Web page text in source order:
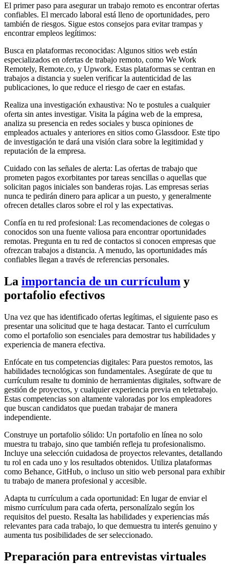
El primer paso para asegurar un trabajo remoto es encontrar ofertas
confiables. El mercado laboral está lleno de oportunidades, pero
también de riesgos. Sigue estos consejos para evitar trampas y
encontrar empleos legítimos:
Busca en plataformas reconocidas: Algunos sitios web están
especializados en ofertas de trabajo remoto, como We Work
Remotely, Remote.co, y Upwork. Estas plataformas se centran en
trabajos a distancia y suelen verificar la autenticidad de las
publicaciones, lo que reduce el riesgo de caer en estafas.
Realiza una investigación exhaustiva: No te postules a cualquier
oferta sin antes investigar. Visita la página web de la empresa,
analiza su presencia en redes sociales y busca opiniones de
empleados actuales y anteriores en sitios como Glassdoor. Este tipo
de investigación te dará una visión clara sobre la legitimidad y
reputación de la empresa.
Cuidado con las señales de alerta: Las ofertas de trabajo que
prometen pagos exorbitantes por tareas sencillas o aquellas que
solicitan pagos iniciales son banderas rojas. Las empresas serias
nunca te pedirán dinero para aplicar a un puesto, y generalmente
ofrecen detalles claros sobre el rol y las expectativas.
Confía en tu red profesional: Las recomendaciones de colegas o
conocidos son una fuente valiosa para encontrar oportunidades
remotas. Pregunta en tu red de contactos si conocen empresas que
ofrezcan trabajos a distancia. A menudo, las oportunidades más
confiables llegan a través de referencias personales.
La importancia de un currículum y
portafolio efectivos
Una vez que has identificado ofertas legítimas, el siguiente paso es
presentar una solicitud que te haga destacar. Tanto el currículum
como el portafolio son esenciales para demostrar tus habilidades y
experiencia de manera efectiva.
Enfócate en tus competencias digitales: Para puestos remotos, las
habilidades tecnológicas son fundamentales. Asegúrate de que tu
currículum resalte tu dominio de herramientas digitales, software de
gestión de proyectos, y cualquier experiencia previa en teletrabajo.
Estas competencias son altamente valoradas por los empleadores
que buscan candidatos que puedan trabajar de manera
independiente.
Construye un portafolio sólido: Un portafolio en línea no solo
muestra tu trabajo, sino que también refleja tu profesionalismo.
Incluye una selección cuidadosa de proyectos relevantes, detallando
tu rol en cada uno y los resultados obtenidos. Utiliza plataformas
como Behance, GitHub, o incluso un sitio web personal para exhibir
tu trabajo de manera profesional y accesible.
Adapta tu currículum a cada oportunidad: En lugar de enviar el
mismo currículum para cada oferta, personalízalo según los
requisitos del puesto. Resalta las habilidades y experiencias más
relevantes para cada trabajo, lo que demuestra tu interés genuino y
aumenta tus posibilidades de ser seleccionado.
Preparación para entrevistas virtuales